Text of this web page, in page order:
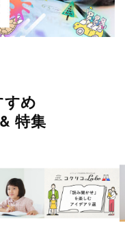
め
特集